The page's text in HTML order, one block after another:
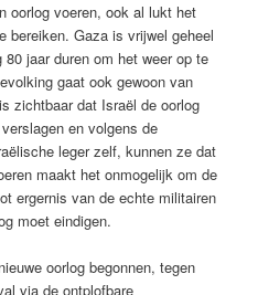
oorlog voeren, ook al lukt het
bereiken. Gaza is vrijwel geheel
jaar duren om het weer op te
gaat ook gewoon van
zichtbaar dat Israël de oorlog
en volgens de
leger zelf, kunnen ze dat
maakt het onmogelijk om de
ergernis van de echte militairen
moet eindigen.
oorlog begonnen, tegen
via de ontplofbare